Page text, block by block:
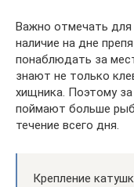
Важно отмечать для
наличие на дне
понаблюдать за
знают не только
хищника. Поэтому
поймают больше
течение всего дня.
Крепление